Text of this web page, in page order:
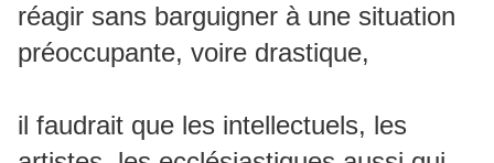
réagir sans barguigner à une situation
préoccupante, voire drastique,
il faudrait que les intellectuels, les